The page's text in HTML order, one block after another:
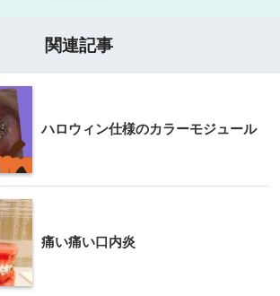
関連記事
ハロウィン仕様のカラーモジュール
痛い痛い口内炎